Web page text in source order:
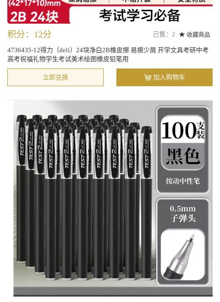
已售：2 收藏商品
积分：12分
4736435-12得力（deli）24块净白2B橡皮擦 易擦少屑 开学文具考研中考
高考祝福礼物学生考试美术绘图橡皮铅笔用
立即兑换 加入购物车